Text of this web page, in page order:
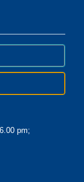
pm;